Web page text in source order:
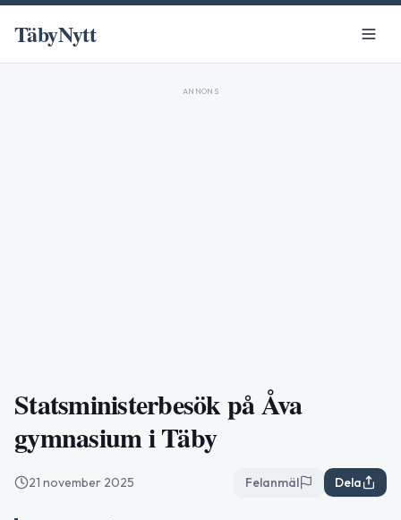
TäbyNytt
ANNONS
Statsministerbesök på Åva
gymnasium i Täby
21 november 2025 Felanmäl Dela